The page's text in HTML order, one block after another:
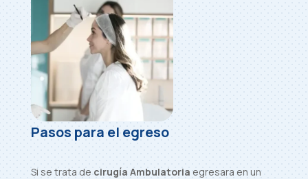
Pasos para el egreso
Si se trata de cirugía Ambulatoria egresara en un